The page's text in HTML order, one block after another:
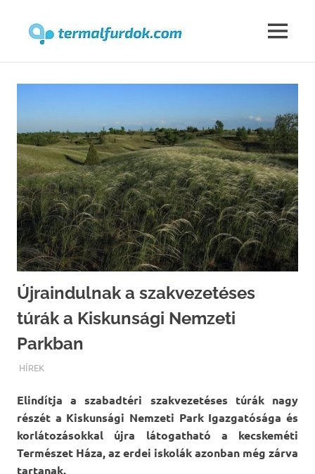
MENU
Újraindulnak a szakvezetéses
túrák a Kiskunsági Nemzeti
Parkban
TERMALFURDOK.COM
HÍREK
Elindítja a szabadtéri szakvezetéses túrák nagy
részét a Kiskunsági Nemzeti Park Igazgatósága és
korlátozásokkal újra látogatható a kecskeméti
Természet Háza, az erdei iskolák azonban még zárva
tartanak.